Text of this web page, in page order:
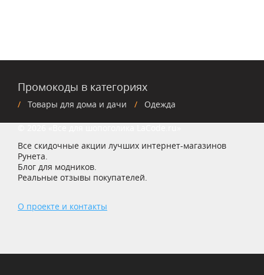
Промокоды в категориях
Товары для дома и дачи Одежда
Все скидочные акции лучших интернет-магазинов
Рунета.
Блог для модников.
Реальные отзывы покупателей.
О проекте и контакты